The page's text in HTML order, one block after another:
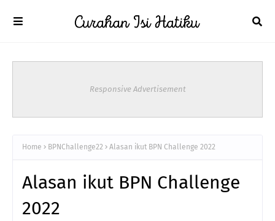
Responsive Advertisement
Home BPNChallenge22 Alasan ikut BPN Challenge 2022
Alasan ikut BPN Challenge
2022